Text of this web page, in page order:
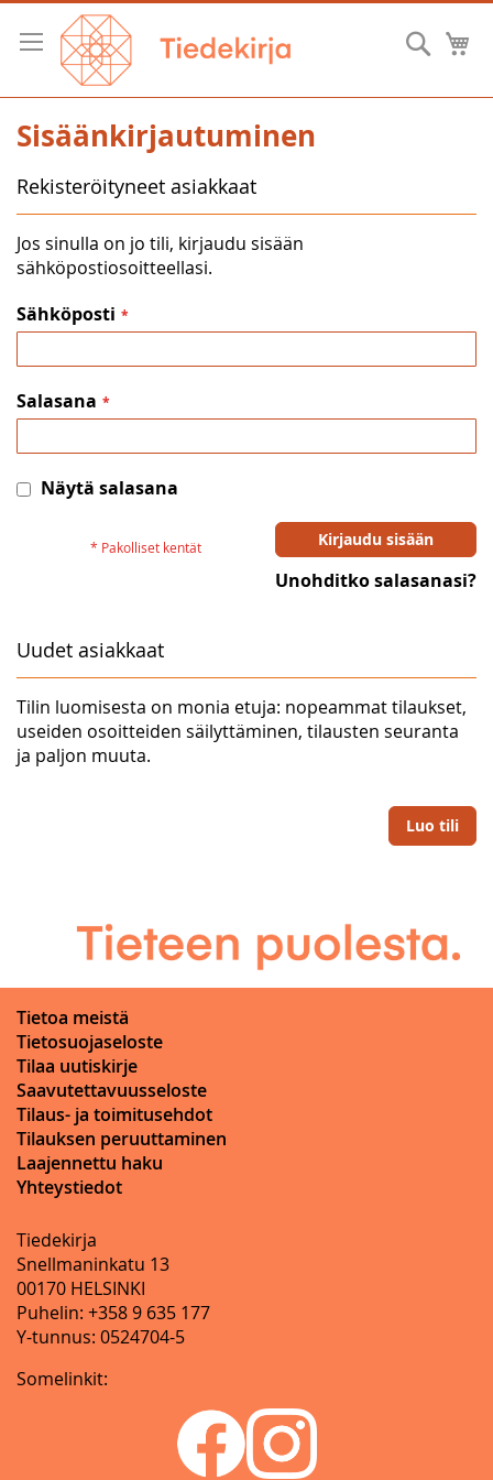
Skip
Content
Hae
Sisäänkirjautuminen
Rekisteröityneet asiakkaat
Jos sinulla on jo tili, kirjaudu sisään
sähköpostiosoitteellasi.
Sähköposti
Salasana
Näytä salasana
Kirjaudu sisään
Unohditko salasanasi?
Uudet asiakkaat
Tilin luomisesta on monia etuja: nopeammat tilaukset,
useiden osoitteiden säilyttäminen, tilausten seuranta
ja paljon muuta.
Luo tili
Tietoa meistä
Tietosuojaseloste
Tilaa uutiskirje
Saavutettavuusseloste
Tilaus- ja toimitusehdot
Tilauksen peruuttaminen
Laajennettu haku
Yhteystiedot
Tiedekirja
Snellmaninkatu 13
00170 HELSINKI
Puhelin: +358 9 635 177
Y-tunnus: 0524704-5
Somelinkit: